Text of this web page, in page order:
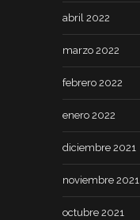
abril 2022
marzo 2022
febrero 2022
enero 2022
diciembre 2021
noviembre 2021
octubre 2021